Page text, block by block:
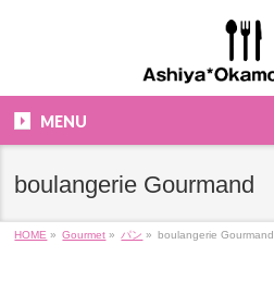
MENU
boulangerie Gourmand
HOME » Gourmet » パン » boulangerie Gourmand